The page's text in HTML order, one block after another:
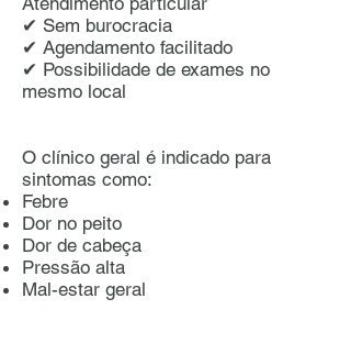
✔ Sem burocracia
✔ Agendamento facilitado
✔ Possibilidade de exames no
mesmo local
O clínico geral é indicado para
sintomas como:
Febre
Dor no peito
Dor de cabeça
Pressão alta
Mal-estar geral